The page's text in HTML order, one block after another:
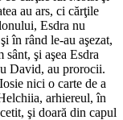
au ars, ci cărţile
Esdra nu
în rând le-au aşezat,
şi aşea Esdra
David, au prorocii.
nici o carte de a
arhiereul, în
şi doară din capul